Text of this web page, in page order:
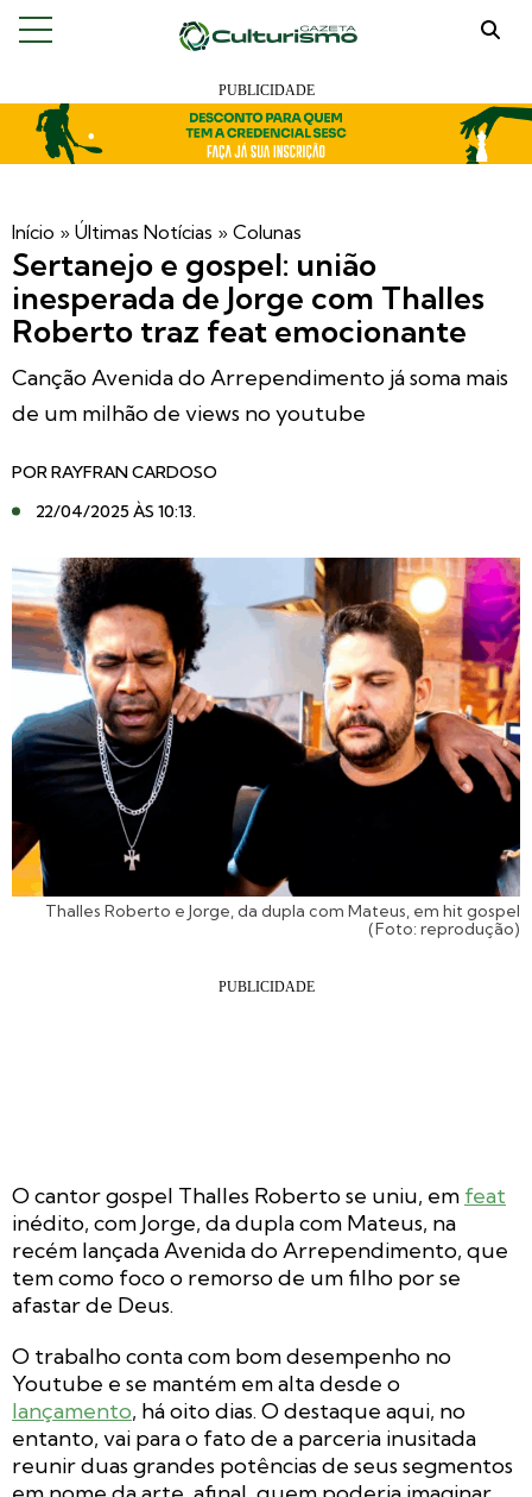
Início » Últimas Notícias » Colunas
Sertanejo e gospel: união
inesperada de Jorge com Thalles
Roberto traz feat emocionante
Canção Avenida do Arrependimento já soma mais
de um milhão de views no youtube
PORRAYFRAN CARDOSO
22/04/2025 ÀS 10:13.
Thalles Roberto e Jorge, da dupla com Mateus, em hit gospel
(Foto: reprodução)
O cantor gospel Thalles Roberto se uniu, em feat
inédito, com Jorge, da dupla com Mateus, na
recém lançada Avenida do Arrependimento, que
tem como foco o remorso de um filho por se
afastar de Deus.
O trabalho conta com bom desempenho no
Youtube e se mantém em alta desde o
lançamento, há oito dias. O destaque aqui, no
entanto, vai para o fato de a parceria inusitada
reunir duas grandes potências de seus segmentos